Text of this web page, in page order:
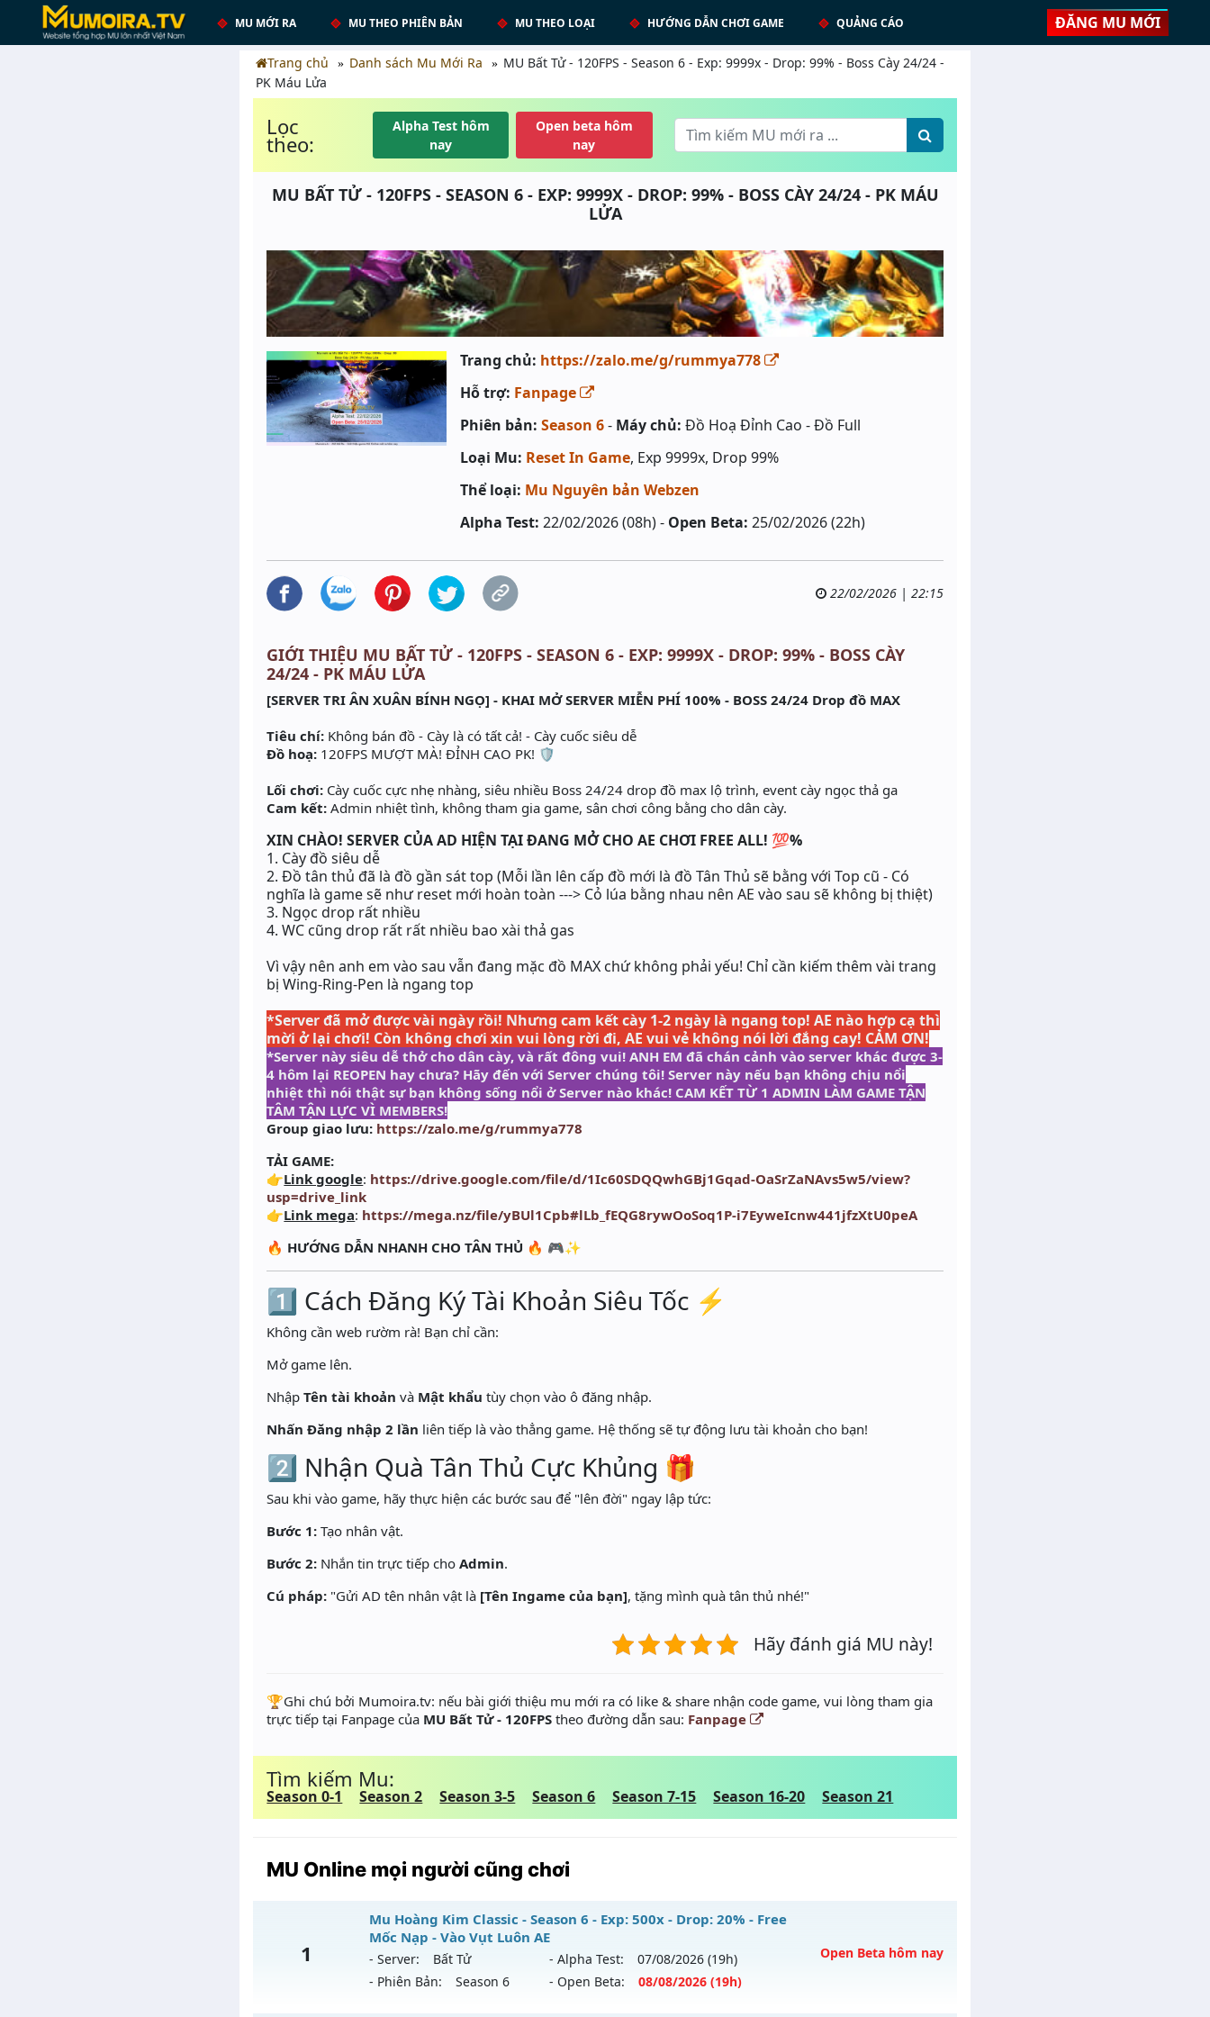
MU MỚI RA MU THEO PHIÊN BẢN MU THEO LOẠI HƯỚNG DẪN CHƠI GAME QUẢNG CÁO ĐĂNG MU MỚI
Trang chủ Danh sách Mu Mới Ra
MU Bất Tử - 120FPS - Season 6 - Exp: 9999x - Drop: 99% - Boss Cày 24/24 -
PK Máu Lửa
Lọc
theo:
Alpha Test hôm
nay
Open beta hôm
nay
MU BẤT TỬ - 120FPS - SEASON 6 - EXP: 9999X - DROP: 99% - BOSS CÀY 24/24 - PK MÁU
LỬA
Trang chủ: https://zalo.me/g/rummya778
Hỗ trợ: Fanpage
Phiên bản: Season 6- Máy chủ: Đồ Hoạ Đỉnh Cao - Đồ Full
Loại Mu: Reset In Game, Exp 9999x, Drop 99%
Thể loại: Mu Nguyên bản Webzen
Alpha Test: 22/02/2026 (08h) - Open Beta: 25/02/2026 (22h)
22/02/2026 | 22:15
GIỚI THIỆU MU BẤT TỬ - 120FPS - SEASON 6 - EXP: 9999X - DROP: 99% - BOSS CÀY
24/24 - PK MÁU LỬA
[SERVER TRI ÂN XUÂN BÍNH NGỌ] - KHAI MỞ SERVER MIỄN PHÍ 100% - BOSS 24/24 Drop đồ MAX
Tiêu chí: Không bán đồ - Cày là có tất cả! - Cày cuốc siêu dễ
Đồ hoạ: 120FPS MƯỢT MÀ! ĐỈNH CAO PK! 🛡️
Lối chơi: Cày cuốc cực nhẹ nhàng, siêu nhiều Boss 24/24 drop đồ max lộ trình, event cày ngọc thả ga
Cam kết: Admin nhiệt tình, không tham gia game, sân chơi công bằng cho dân cày.
XIN CHÀO! SERVER CỦA AD HIỆN TẠI ĐANG MỞ CHO AE CHƠI FREE ALL! 💯%
1. Cày đồ siêu dễ
2. Đồ tân thủ đã là đồ gần sát top (Mỗi lần lên cấp đồ mới là đồ Tân Thủ sẽ bằng với Top cũ - Có
nghĩa là game sẽ như reset mới hoàn toàn ---> Cỏ lúa bằng nhau nên AE vào sau sẽ không bị thiệt)
3. Ngọc drop rất nhiều
4. WC cũng drop rất rất nhiều bao xài thả gas
Vì vậy nên anh em vào sau vẫn đang mặc đồ MAX chứ không phải yếu! Chỉ cần kiếm thêm vài trang
bị Wing-Ring-Pen là ngang top
*Server đã mở được vài ngày rồi! Nhưng cam kết cày 1-2 ngày là ngang top! AE nào hợp cạ thì
mời ở lại chơi! Còn không chơi xin vui lòng rời đi, AE vui vẻ không nói lời đắng cay! CẢM ƠN!
*Server này siêu dễ thở cho dân cày, và rất đông vui! ANH EM đã chán cảnh vào server khác được 3-
4 hôm lại REOPEN hay chưa? Hãy đến với Server chúng tôi! Server này nếu bạn không chịu nổi
nhiệt thì nói thật sự bạn không sống nổi ở Server nào khác! CAM KẾT TỪ 1 ADMIN LÀM GAME TẬN
TÂM TẬN LỰC VÌ MEMBERS!
Group giao lưu: https://zalo.me/g/rummya778
TẢI GAME:
👉Link google: https://drive.google.com/file/d/1Ic60SDQQwhGBj1Gqad-OaSrZaNAvs5w5/view?
usp=drive_link
👉Link mega: https://mega.nz/file/yBUl1Cpb#lLb_fEQG8rywOoSoq1P-i7EyweIcnw441jfzXtU0peA
🔥 HƯỚNG DẪN NHANH CHO TÂN THỦ 🔥 🎮✨
1️⃣ Cách Đăng Ký Tài Khoản Siêu Tốc ⚡
Không cần web rườm rà! Bạn chỉ cần:
Mở game lên.
NhậpTên tài khoản và Mật khẩu tùy chọn vào ô đăng nhập.
Nhấn Đăng nhập 2 lần liên tiếp là vào thẳng game. Hệ thống sẽ tự động lưu tài khoản cho bạn!
2️⃣ Nhận Quà Tân Thủ Cực Khủng 🎁
Sau khi vào game, hãy thực hiện các bước sau để "lên đời" ngay lập tức:
Bước 1: Tạo nhân vật.
Bước 2: Nhắn tin trực tiếp choAdmin.
Cú pháp: "Gửi AD tên nhân vật là [Tên Ingame của bạn], tặng mình quà tân thủ nhé!"
Hãy đánh giá MU này!
️🏆Ghi chú bởi Mumoira.tv: nếu bài giới thiệu mu mới ra có like & share nhận code game, vui lòng tham gia
trực tiếp tại Fanpage của MU Bất Tử - 120FPS theo đường dẫn sau: Fanpage
Tìm kiếm Mu:
Season 0-1 Season 2 Season 3-5 Season 6 Season 7-15 Season 16-20 Season 21
MU Online mọi người cũng chơi
1
Mu Hoàng Kim Classic - Season 6 - Exp: 500x - Drop: 20% - Free
Mốc Nạp - Vào Vụt Luôn AE
- Server: Bất Tử - Alpha Test: 07/08/2026 (19h)
- Phiên Bản:
Season 6 - Open Beta: 08/08/2026 (19h)
Open Beta hôm nay